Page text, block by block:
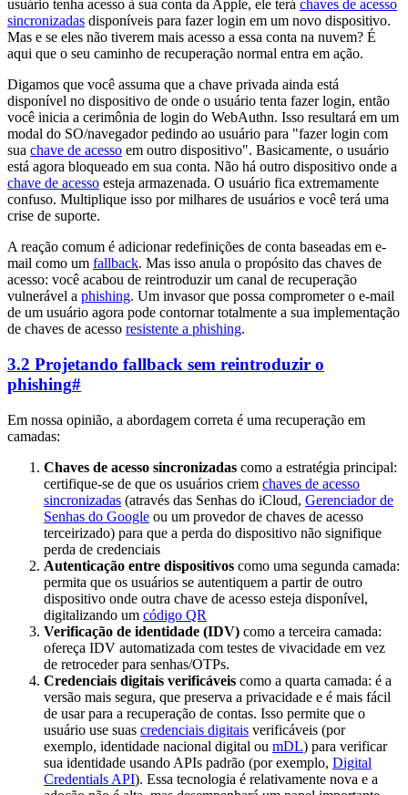
usuário tenha acesso à sua conta da Apple, ele terá chaves de acesso
sincronizadas disponíveis para fazer login em um novo dispositivo.
Mas e se eles não tiverem mais acesso a essa conta na nuvem? É
aqui que o seu caminho de recuperação normal entra em ação.
Digamos que você assuma que a chave privada ainda está
disponível no dispositivo de onde o usuário tenta fazer login, então
você inicia a cerimônia de login do WebAuthn. Isso resultará em um
modal do SO/navegador pedindo ao usuário para "fazer login com
sua chave de acesso em outro dispositivo". Basicamente, o usuário
está agora bloqueado em sua conta. Não há outro dispositivo onde a
chave de acesso esteja armazenada. O usuário fica extremamente
confuso. Multiplique isso por milhares de usuários e você terá uma
crise de suporte.
A reação comum é adicionar redefinições de conta baseadas em e-
mail como um fallback. Mas isso anula o propósito das chaves de
acesso: você acabou de reintroduzir um canal de recuperação
vulnerável a phishing. Um invasor que possa comprometer o e-mail
de um usuário agora pode contornar totalmente a sua implementação
de chaves de acesso resistente a phishing.
3.2 Projetando fallback sem reintroduzir o
phishing#
Em nossa opinião, a abordagem correta é uma recuperação em
camadas:
Chaves de acesso sincronizadas como a estratégia principal:
certifique-se de que os usuários criem chaves de acesso
sincronizadas (através das Senhas do iCloud, Gerenciador de
Senhas do Google ou um provedor de chaves de acesso
terceirizado) para que a perda do dispositivo não signifique
perda de credenciais
Autenticação entre dispositivos como uma segunda camada:
permita que os usuários se autentiquem a partir de outro
dispositivo onde outra chave de acesso esteja disponível,
digitalizando um código QR
Verificação de identidade (IDV) como a terceira camada:
ofereça IDV automatizada com testes de vivacidade em vez
de retroceder para senhas/OTPs.
Credenciais digitais verificáveis como a quarta camada: é a
versão mais segura, que preserva a privacidade e é mais fácil
de usar para a recuperação de contas. Isso permite que o
usuário use suas credenciais digitais verificáveis (por
exemplo, identidade nacional digital ou mDL) para verificar
sua identidade usando APIs padrão (por exemplo, Digital
Credentials API). Essa tecnologia é relativamente nova e a